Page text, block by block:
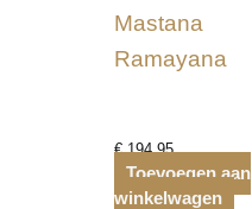
Mastana
Ramayana
€194,95
Toevoegen aan
winkelwagen